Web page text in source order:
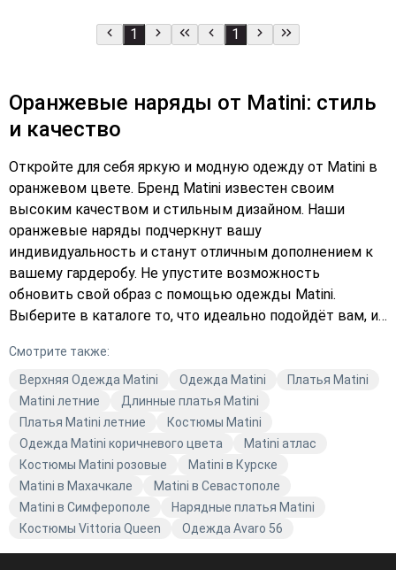
1 1
Оранжевые наряды от Matini: стиль
и качество
Откройте для себя яркую и модную одежду от Matini в
оранжевом цвете. Бренд Matini известен своим
высоким качеством и стильным дизайном. Наши
оранжевые наряды подчеркнут вашу
индивидуальность и станут отличным дополнением к
вашему гардеробу. Не упустите возможность
обновить свой образ с помощью одежды Matini.
Выберите в каталоге то, что идеально подойдёт вам, и
которое будет идеально сидеть на вашей фигуре, и
добавьте его в корзину. Avaro предлагает широкий
выбор модной одежды, чтобы вы могли выглядеть на
все сто.
Смотрите также:
Верхняя Одежда Matini
Одежда Matini
Платья Matini
Matini летние
Длинные платья Matini
Платья Matini летние
Костюмы Matini
Одежда Matini коричневого цвета
Matini атлас
Костюмы Matini розовые
Matini в Курске
Matini в Махачкале
Matini в Севастополе
Matini в Симферополе
Нарядные платья Matini
Костюмы Vittoria Queen
Одежда Avaro 56